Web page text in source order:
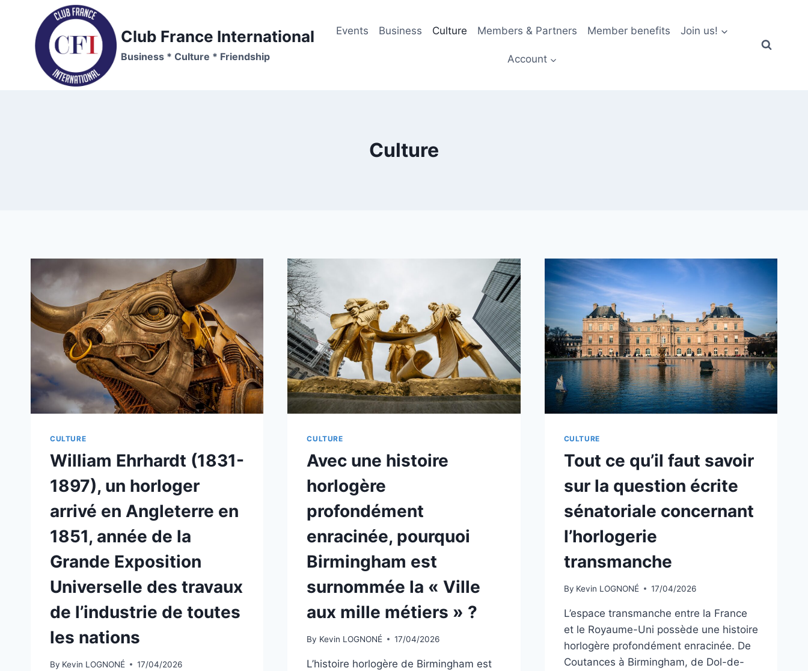
content
Club France International
Business * Culture * Friendship
Events Business Culture Members & Partners Member benefits Join us!
Account
Culture
CULTURE
William Ehrhardt (1831-
1897), un horloger
arrivé en Angleterre en
1851, année de la
Grande Exposition
Universelle des travaux
de l’industrie de toutes
les nations
By Kevin LOGNONÉ 17/04/2026
CULTURE
Avec une histoire
horlogère
profondément
enracinée, pourquoi
Birmingham est
surnommée la « Ville
aux mille métiers » ?
By Kevin LOGNONÉ 17/04/2026
L’histoire horlogère de Birmingham est
CULTURE
Tout ce qu’il faut savoir
sur la question écrite
sénatoriale concernant
l’horlogerie
transmanche
By Kevin LOGNONÉ 17/04/2026
L’espace transmanche entre la France
et le Royaume-Uni possède une histoire
horlogère profondément enracinée. De
Coutances à Birmingham, de Dol-de-